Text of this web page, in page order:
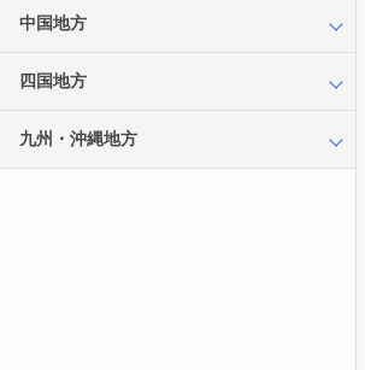
中国地方
四国地方
九州・沖縄地方